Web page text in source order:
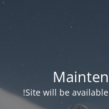
Site will be